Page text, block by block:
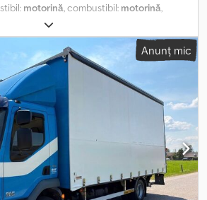
motorină , combustibil: motorină
cabina de zi
macara, „DAF LF 55.280 4x2 – Anul 2012
5 Kilometraj: 72.000 km Transmisie manuală/
211,30 kW Masa maximă autorizată
Anpowa Sarcină utilă: 950 kg/
Accesorii: - Aer condiționat Echipare: -
4200 x 2550 x înălțime platformă:
LC * Radio”
Anunț mic